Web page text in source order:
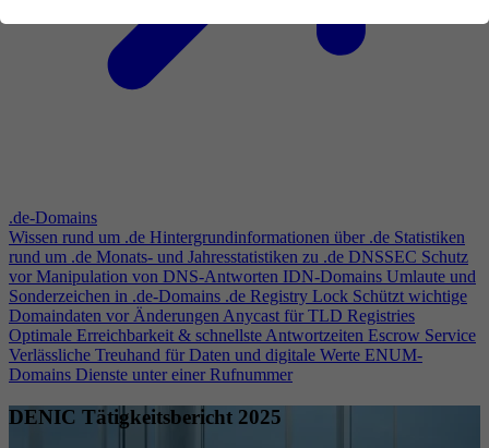
.de-Domains
Wissen rund um .de Hintergrundinformationen über .de Statistiken
rund um .de Monats- und Jahresstatistiken zu .de DNSSEC Schutz
vor Manipulation von DNS-Antworten IDN-Domains Umlaute und
Sonderzeichen in .de-Domains .de Registry Lock Schützt wichtige
Domaindaten vor ÄnderungenAnycast für TLD Registries
Optimale Erreichbarkeit & schnellste Antwortzeiten Escrow Service
Verlässliche Treuhand für Daten und digitale Werte ENUM-
Domains Dienste unter einer Rufnummer
DENIC Tätigkeitsbericht 2025